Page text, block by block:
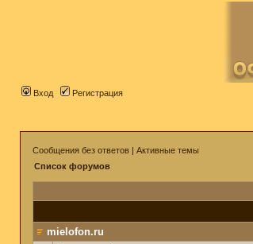
Вход Регистрация
Сообщения без ответов | Активные темы
Список форумов
mielofon.ru